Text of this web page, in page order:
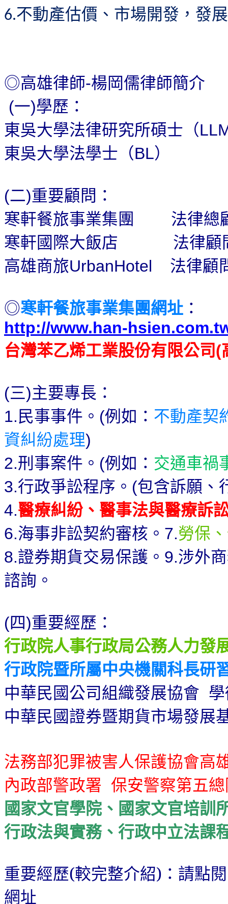
6.不動產估價、市場開發，發
◎高雄律師-楊岡儒律師簡介
(一)學歷：
東吳大學法律研究所碩士（
東吳大學法學士（BL）
(二)重要顧問：
寒軒餐旅事業集團
法律總
寒軒國際大飯店
法律顧
高雄商旅UrbanHotel 法律顧
◎寒軒餐旅事業集團網址 ：
http://www.han-
台灣苯乙烯工業股份有限公司(
(三)主要專長：
1.民事事件。 (例如： 不動產契
資糾紛處理)
2.刑事案件。 (例如： 交通車禍
3.行政爭訟程序。 (包含訴願、
4.醫療糾紛、醫事法與醫療訴
6.海事非訟契約審核。 7.勞保
8.證券期貨交易保護。 9.涉外
諮詢。
(四)重要經歷：
行政院人事行政局公務人力發
行政院暨所屬中央機關科長研
中華民國公司組織發展協會
中華民國證券暨期貨市場發展
法務部犯罪被害人保護協會高
內政部警政署 保安警察第五
國家文官學院、國家文官培
行政法與實務、行政中立法課
重要經歷(較完整介紹)：請點閱
網址